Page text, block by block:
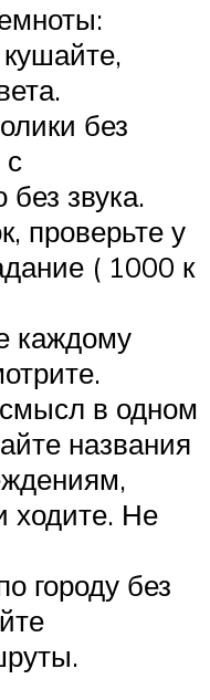
без
звука.
проверьте у
( 1000 к
каждому
в одном
названия
ходите. Не
городу без